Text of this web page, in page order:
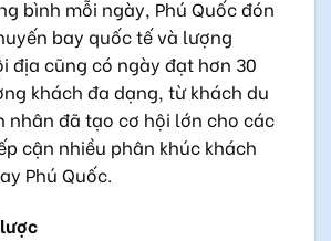
bình mỗi ngày, Phú Quốc đón
bay quốc tế và lượng
địa cũng có ngày đạt hơn 30
khách đa dạng, từ khách du
nhân đã tạo cơ hội lớn cho các
cận nhiều phân khúc khách
Phú Quốc.